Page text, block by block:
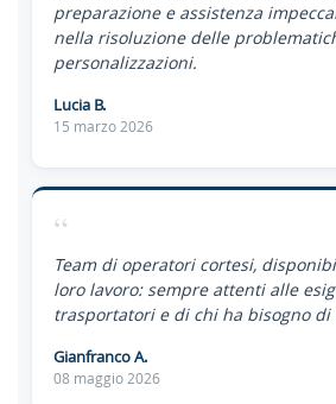
preparazione e assistenza
nella risoluzione delle
personalizzazioni.
Lucia B.
15 marzo 2026
“
Team di operatori cortesi,
loro lavoro: sempre attenti alle
trasportatori e di chi ha bisogno di
Gianfranco A.
08 maggio 2026